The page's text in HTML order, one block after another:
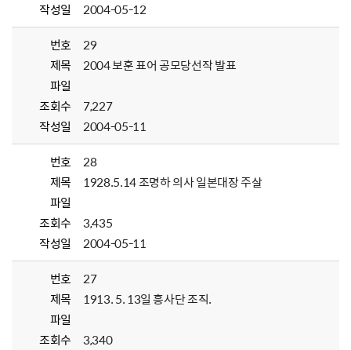
작성일
2004-05-12
번호
29
제목
2004 보훈 표어 공모당선작 발표
파일
조회수
7,227
작성일
2004-05-11
번호
28
제목
1928.5.14 조명하 의사 일본대장 주살
파일
조회수
3,435
작성일
2004-05-11
번호
27
제목
1913. 5. 13일 흥사단 조직.
파일
조회수
3,340